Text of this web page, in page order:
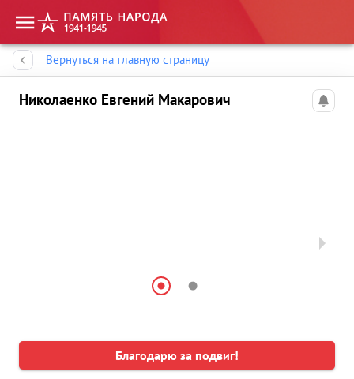
Вернуться на главную страницу
Николаенко Евгений Макарович
Благодарю за подвиг!
Память народа